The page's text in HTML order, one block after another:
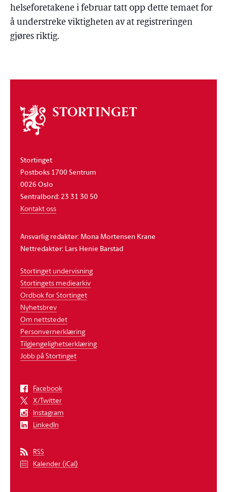
helseforetakene i februar tatt opp dette temaet for
å understreke viktigheten av at registreringen
gjøres riktig.
Om
stortinget
Stortinget
Postboks 1700 Sentrum
0026 Oslo
Sentralbord: 23 31 30 50
Kontakt oss
Ansvarlig redaktør: Mona Mortensen Krane
Nettredaktør: Lars Henie Barstad
Stortinget undervisning
Stortingets mediearkiv
Ordbok for Stortinget
Nyhetsbrev
Om nettstedet
Personvernerklæring
Tilgjengelighetserklæring
Jobb på Stortinget
Facebook
X/Twitter
Instagram
LinkedIn
RSS
Kalender (iCal)